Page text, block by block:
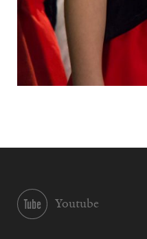
Youtube